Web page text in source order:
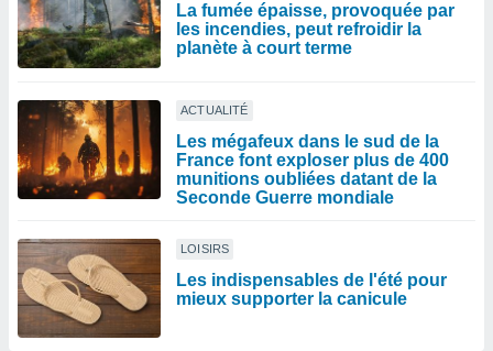
La fumée épaisse, provoquée par
les incendies, peut refroidir la
planète à court terme
ACTUALITÉ
Les mégafeux dans le sud de la
France font exploser plus de 400
munitions oubliées datant de la
Seconde Guerre mondiale
LOISIRS
Les indispensables de l'été pour
mieux supporter la canicule